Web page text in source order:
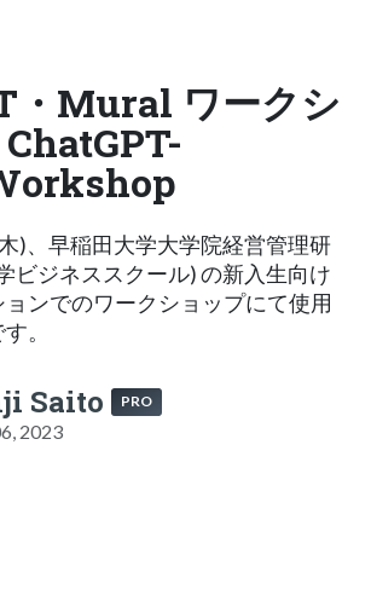
・Mural ワークシ
)、早稲田大学大学院経営管理研
ビジネススクール) の新入生向け
ンでのワークショップにて使用
。
Saito PRO
2023